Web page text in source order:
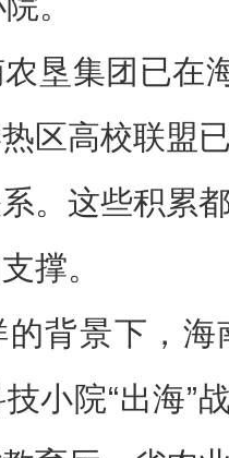
垦集团已在
区高校联盟
。这些积累
撑。
的背景下，
小院“出海”